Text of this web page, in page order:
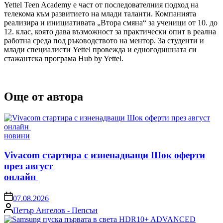
Yettel Teen Academy е част от последователния подход на
телекома към развитието на млади таланти. Компанията
реализира и инициативата „Втора смяна“ за ученици от 10. до
12. клас, която дава възможност за практически опит в реална
работна среда под ръководството на ментор. За студенти и
млади специалисти Yettel провежда и едногодишната си
стажантска програма Hub by Yettel.
Още от автора
Posted
новини
Vivacom стартира с изненадващи Шок оферти
през август
онлайн
on07.08.2026
Posted
by
Петър Ангелов - Пепсън